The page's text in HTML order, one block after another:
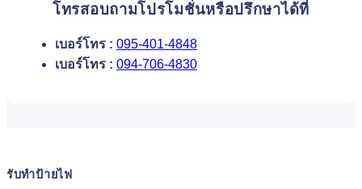
โทรสอบถามโปรโมชั่นหรือปรึกษาได้ที่
เบอร์โทร : 095-401-4848
เบอร์โทร : 094-706-4830
รับทำป้ายไฟ